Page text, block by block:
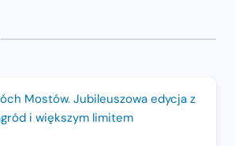
Mostów. Jubileuszowa edycja z
i większym limitem